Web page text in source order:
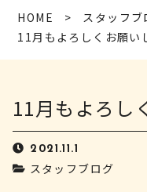
HOME
スタッフブ
11月もよろしくお願い
11月もよろし
2021.11.1
スタッフブログ